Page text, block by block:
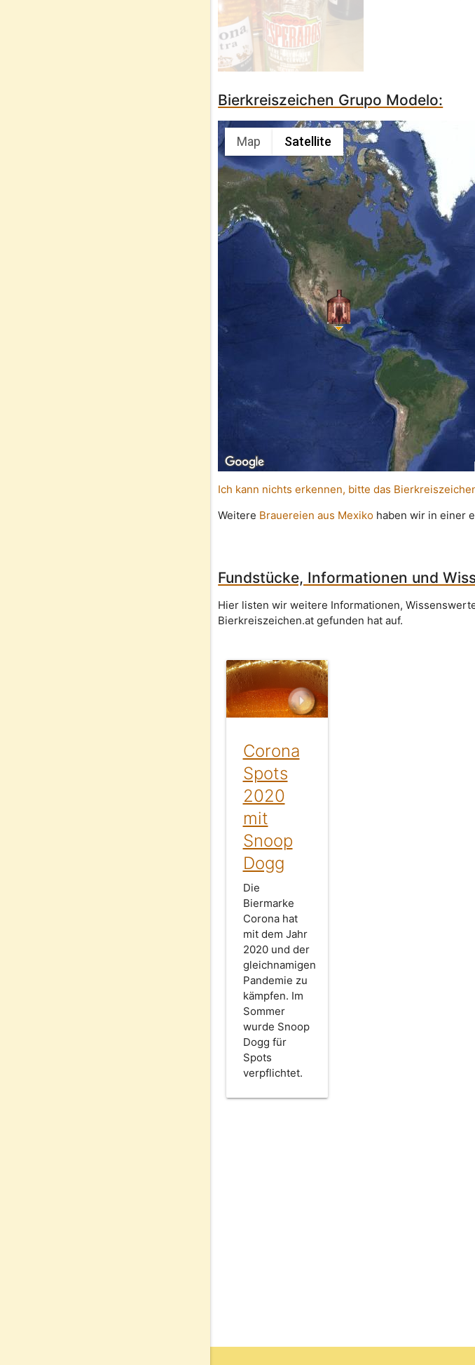
Bierkreiszeichen Grupo Modelo:
Map Satellite
Ich kann nichts erkennen, bitte das
Weitere Brauereien aus Mexiko haben wir in einer
Fundstücke, Informationen und
Hier listen wir weitere Informationen,
Bierkreiszeichen.at gefunden hat auf.
Corona
Spots
2020
mit
Snoop
Dogg
Die
Biermarke
Corona hat
mit dem Jahr
2020 und der
gleichnamigen
Pandemie zu
kämpfen. Im
Sommer
wurde Snoop
Dogg für
Spots
verpflichtet.